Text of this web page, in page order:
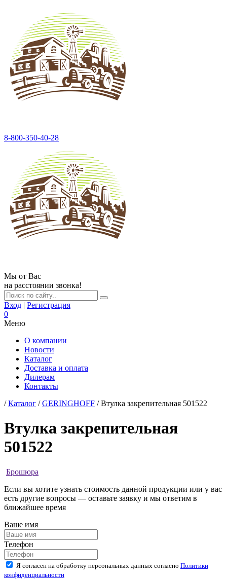
8-800-350-40-28
Мы от Вас
на расстоянии звонка!
Вход | Регистрация
0
Меню
О компании
Новости
Каталог
Доставка и оплата
Дилерам
Контакты
/Каталог /GERINGHOFF / Втулка закрепительная 501522
Втулка закрепительная
501522
Брошюра
Если вы хотите узнать стоимость данной продукции или у вас
есть другие вопросы — оставьте заявку и мы ответим в
ближайшее время
Ваше имя
Телефон
Я согласен на обработку персональных данных согласно Политики
конфиденциальности